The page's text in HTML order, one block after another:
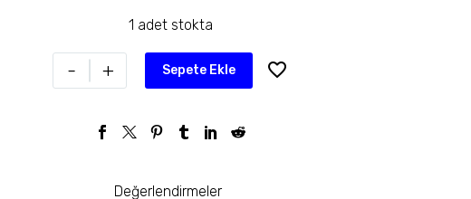
1 adet stokta
- + Sepete Ekle
Değerlendirmeler